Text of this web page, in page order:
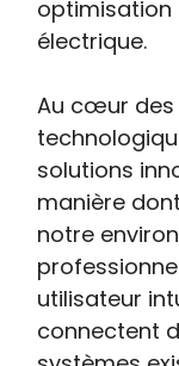
optimisation
électrique.
Au cœur des
solutions
manière
notre
utilisateur
connectent